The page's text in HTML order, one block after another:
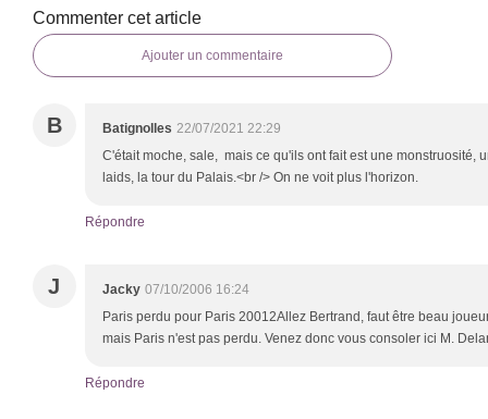
Commenter cet article
Ajouter un commentaire
B Batignolles 22/07/2021 22:29
C'était moche, sale, mais ce qu'ils ont fait est une monstruosité,
laids, la tour du Palais.<br /> On ne voit plus l'horizon.
Répondre
J Jacky 07/10/2006 16:24
Paris perdu pour Paris 20012Allez Bertrand, faut être beau
mais Paris n'est pas perdu. Venez donc vous consoler ici M.
Répondre